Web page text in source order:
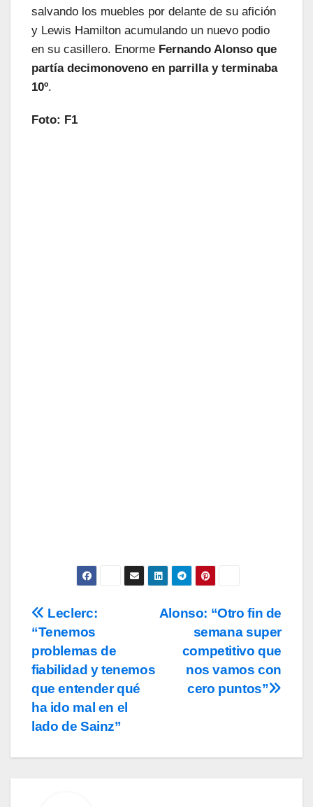
salvando los muebles por delante de su afición
y Lewis Hamilton acumulando un nuevo podio
en su casillero. Enorme Fernando Alonso que
partía decimonoveno en parrilla y terminaba
10º.
Foto: F1
Navegación
de
entradas
Alonso: “Otro fin de
semana super
competitivo que
nos vamos con
cero puntos”
Leclerc:
“Tenemos
problemas de
fiabilidad y tenemos
que entender qué
ha ido mal en el
lado de Sainz”